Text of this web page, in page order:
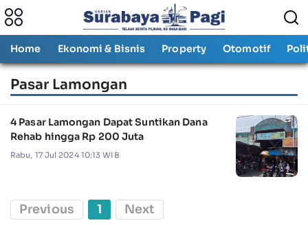
Home Ekonomi & Bisnis Property Otomotif
Pasar Lamongan
4 Pasar Lamongan Dapat Suntikan Dana
Rehab hingga Rp 200 Juta
Rabu, 17 Jul 2024 10:13 WIB
Previous 1 Next